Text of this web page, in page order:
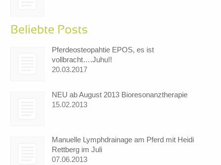
Pferdeosteopahtie EPOS, es ist
vollbracht….Juhu!!
20.03.2017
NEU ab August 2013 Bioresonanztherapie
15.02.2013
Manuelle Lymphdrainage am Pferd mit Heidi
Rettberg im Juli
07.06.2013